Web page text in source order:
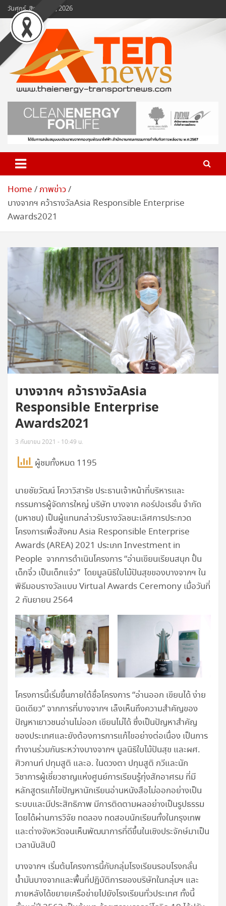
Skip
to
content
วันศุกร์, สิงหาคม 7, 2026
www.ten-news.com
ข่าวพลังงานและคมนาคม
Home ภาพข่าว
บางจากฯ คว้ารางวัลAsia Responsible Enterprise
Awards2021
บางจากฯ คว้ารางวัลAsia
Responsible Enterprise
Awards2021
3 กันยายน 2021 - 10:49 น.
ผู้ชมทั้งหมด 1195
นายชัยวัฒน์ โควาวิสารัช ประธานเจ้าหน้าที่บริหารและ
กรรมการผู้จัดการใหญ่ บริษัท บางจาก คอร์ปอเรชั่น จำกัด
(มหาชน) เป็นผู้แทนกล่าวรับรางวัลชนะเลิศการประกวด
โครงการเพื่อสังคม Asia Responsible Enterprise
Awards (AREA) 2021 ประเภท Investment in
People จากการดำเนินโครงการ “อ่านเขียนเรียนสนุก ปั้น
เด็กจิ๋ว เป็นเด็กแจ๋ว” โดยมูลนิธิใบไม้ปันสุขของบางจากฯ ใน
พิธีมอบรางวัลแบบ Virtual Awards Ceremony เมื่อวันที่
2 กันยายน 2564
โครงการนี้เริ่มขึ้นภายใต้ชื่อโครงการ “อ่านออก เขียนได้ ง่าย
นิดเดียว” จากการที่บางจากฯ เล็งเห็นถึงความสำคัญของ
ปัญหาเยาวชนอ่านไม่ออก เขียนไม่ได้ ซึ่งเป็นปัญหาสำคัญ
ของประเทศและยังต้องการการแก้ไขอย่างต่อเนื่อง เป็นการ
ทำงานร่วมกันระหว่างบางจากฯ มูลนิธิใบไม้ปันสุข และผศ.
ศิวกานท์ ปทุมสูติ และอ. ในดวงตา ปทุมสูติ กวีและนัก
วิชาการผู้เชี่ยวชาญแห่งศูนย์การเรียนรู้ทุ่งสักอาศรม ที่มี
หลักสูตรแก้ไขปัญหานักเรียนอ่านหนังสือไม่ออกอย่างเป็น
ระบบและมีประสิทธิภาพ มีการติดตามผลอย่างเป็นรูปธรรม
โดยได้ผ่านการวิจัย ทดลอง ทดสอบนักเรียนทั้งในกรุงเทพ
และต่างจังหวัดจนเห็นพัฒนาการที่ดีขึ้นในเชิงประจักษ์มาเป็น
เวลานับสิบปี
บางจากฯ เริ่มต้นโครงการนี้กับกลุ่มโรงเรียนรอบโรงกลั่น
น้ำมันบางจากและพื้นที่ปฏิบัติการของบริษัทในกลุ่มฯ และ
ภายหลังได้ขยายเครือข่ายไปยังโรงเรียนทั่วประเทศ ทั้งนี้